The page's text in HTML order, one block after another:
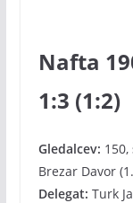
Nafta
1:3 (1:2)
Gledalcev: 150,
Brezar Davor
Delegat: Turk